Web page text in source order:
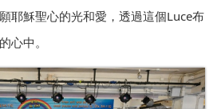
耶穌聖心的光和愛，透過這個Luce布
心中。